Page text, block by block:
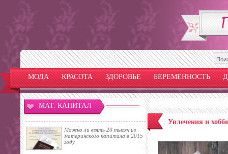
МОДА КРАСОТА ЗДОРОВЬЕ БЕРЕМЕННОСТЬ
МАТ. КАПИТАЛ
Можно ли взять 20 тысяч из
материнского капитала в 2015
году
Увлечения и